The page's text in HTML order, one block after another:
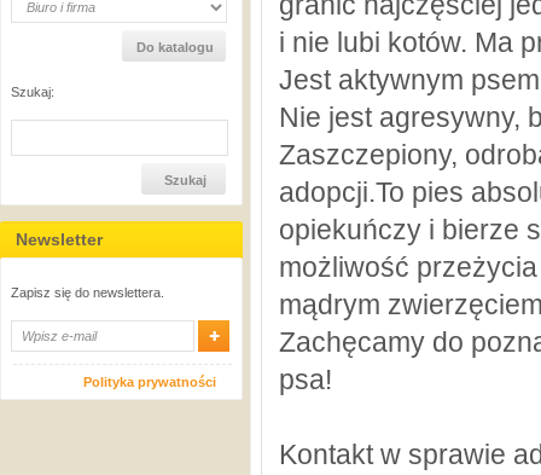
Szukaj:
Newsletter
Zapisz się do newslettera.
Polityka prywatności
i nie lubi kotów. Ma
Jest aktywnym
Nie jest agresywny,
Zaszczepiony,
adopcji.To pies
opiekuńczy i bierze
możliwość
mądrym
Zachęcamy do
psa!
Kontakt w sprawie